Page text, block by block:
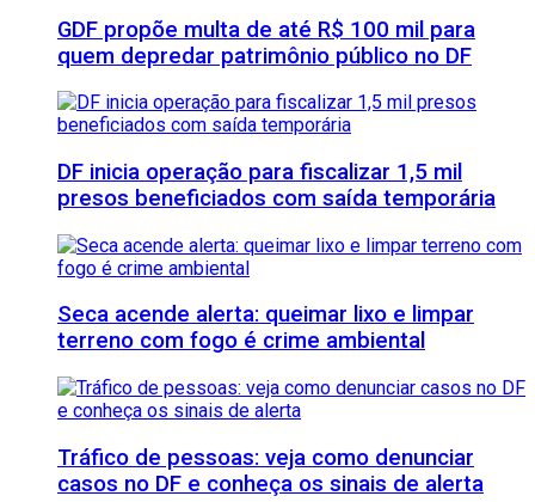
GDF propõe multa de até R$ 100 mil para
quem depredar patrimônio público no DF
DF inicia operação para fiscalizar 1,5 mil
presos beneficiados com saída temporária
Seca acende alerta: queimar lixo e limpar
terreno com fogo é crime ambiental
Tráfico de pessoas: veja como denunciar
casos no DF e conheça os sinais de alerta